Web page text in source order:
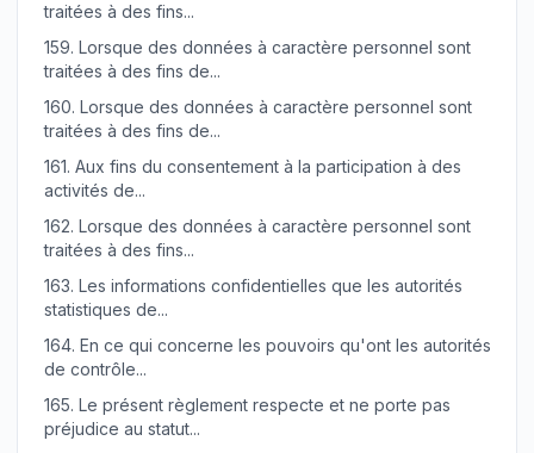
traitées à des fins...
159. Lorsque des données à caractère personnel sont
traitées à des fins de...
160. Lorsque des données à caractère personnel sont
traitées à des fins de...
161. Aux fins du consentement à la participation à des
activités de...
162. Lorsque des données à caractère personnel sont
traitées à des fins...
163. Les informations confidentielles que les autorités
statistiques de...
164. En ce qui concerne les pouvoirs qu'ont les autorités
de contrôle...
165. Le présent règlement respecte et ne porte pas
préjudice au statut...